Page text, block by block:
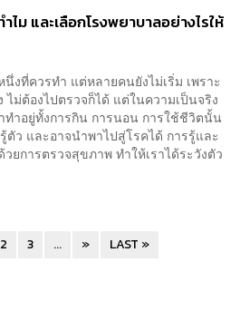
ไม และเลือกโรงพยาบาลอย่างไรให้
งที่ควรทำ แต่หลายคนยังไม่เริ่ม เพราะ
ไม่ต้องไปตรวจก็ได้ แต่ในความเป็นจริง
ทำอยู่ทั้งการกิน การนอน การใช้ชีวิตนั้น
ตัว และอาจนำพาไปสู่โรคได้ การรู้และ
ยการตรวจสุขภาพ ทำให้เราได้ระวังตัว
2 3 ... » LAST »